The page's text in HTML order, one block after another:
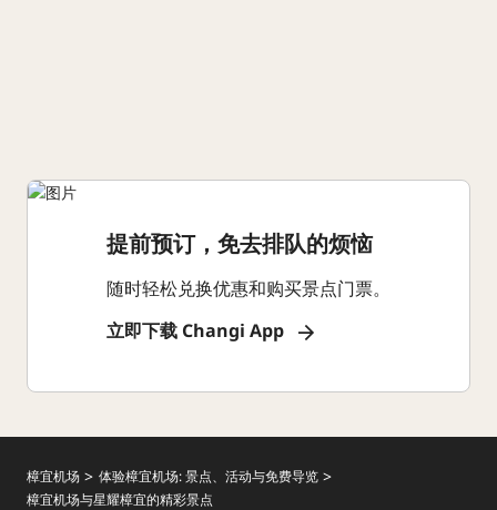
提前预订，免去排队的烦恼
随时轻松兑换优惠和购买景点门票。
立即下载 Changi App
樟宜机场
体验樟宜机场: 景点、活动与免费导览
樟宜机场与星耀樟宜的精彩景点